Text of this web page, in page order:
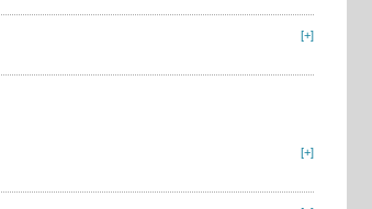
[+]
[+]